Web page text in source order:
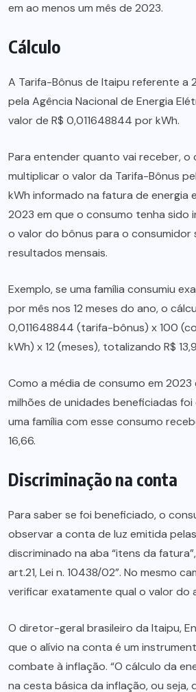
em ao menos um mês de 2023.
Cálculo
A Tarifa-Bônus de Itaipu referente a
pela Agência Nacional de Energia
valor de R$ 0,011648844 por kWh.
Para entender quanto vai receber, o
multiplicar o valor da Tarifa-Bônus
kWh informado na fatura de energia
2023 em que o consumo tenha sido
o valor do bônus para o consumidor
resultados mensais.
Exemplo, se uma família consumiu
por mês nos 12 meses do ano, o
0,011648844 (tarifa-bônus) x 100
kWh) x 12 (meses), totalizando R$
Como a média de consumo em 2023
milhões de unidades beneficiadas foi
uma família com esse consumo
16,66.
Discriminação na conta
Para saber se foi beneficiado, o
observar a conta de luz emitida
discriminado na aba “itens da
art.21, Lei n. 10438/02”. No mesmo
verificar exatamente qual o valor do
O diretor-geral brasileiro da Itaipu,
que o alívio na conta é um
combate à inflação. “O cálculo da
na cesta básica da inflação, ou seja,